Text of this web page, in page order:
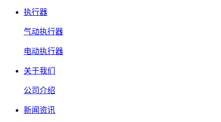
执行器
气动执行器
电动执行器
关于我们
公司介绍
新闻资讯